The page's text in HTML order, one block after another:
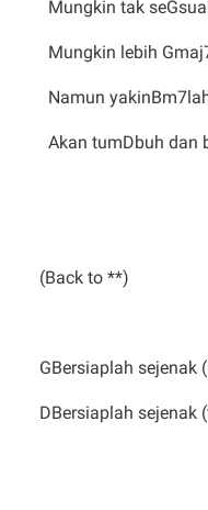
Mungkin tak
Mungkin lebih
Namun
Akan tumDbuh dan
(Back to **)
GBersiaplah sejenak
DBersiaplah sejenak